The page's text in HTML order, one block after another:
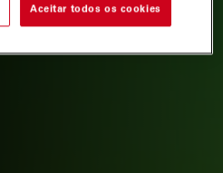
Aceitar todos os cookies